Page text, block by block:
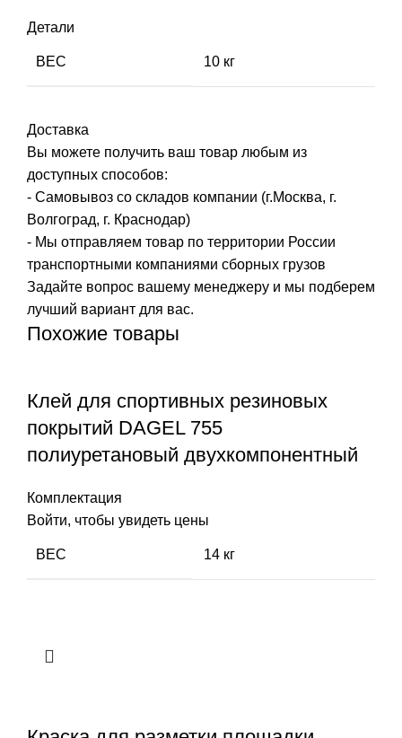
Детали
ВЕС 10 кг
Доставка
Вы можете получить ваш товар любым из
доступных способов:
- Самовывоз со складов компании (г.Москва, г.
Волгоград, г. Краснодар)
- Мы отправляем товар по территории России
транспортными компаниями сборных грузов
Задайте вопрос вашему менеджеру и мы подберем
лучший вариант для вас.
Похожие товары
Клей для спортивных резиновых
покрытий DAGEL 755
полиуретановый двухкомпонентный
Комплектация
Войти, чтобы увидеть цены
ВЕС 14 кг